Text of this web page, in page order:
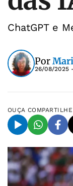
ChatGPT e
Por
26/08/2025
OUÇA COMPARTILHE